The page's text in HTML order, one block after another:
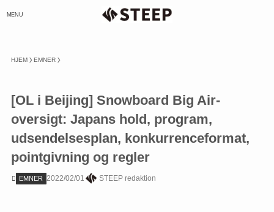
MENU
HJEM EMNER
[OL i Beijing] Snowboard Big Air-
oversigt: Japans hold, program,
udsendelsesplan, konkurrenceformat,
pointgivning og regler
EMNER 2022/02/01 STEEP redaktion